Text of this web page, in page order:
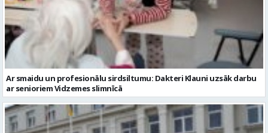
Ar smaidu un profesionālu sirdsiltumu: Dakteri Klauni uzsāk darbu
ar senioriem Vidzemes slimnīcā